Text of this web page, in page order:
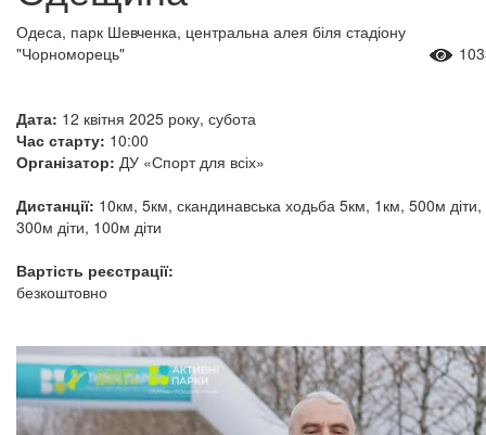
Одеса, парк Шевченка, центральна алея біля стадіону
"Чорноморець"
Дата: 12 квітня 2025 року, субота
Час старту: 10:00
Організатор: ДУ «Спорт для всіх»
Дистанції: 10км, 5км, скандинавська ходьба 5км, 1км, 500м діти,
300м діти, 100м діти
Вартість реєстрації:
безкоштовно